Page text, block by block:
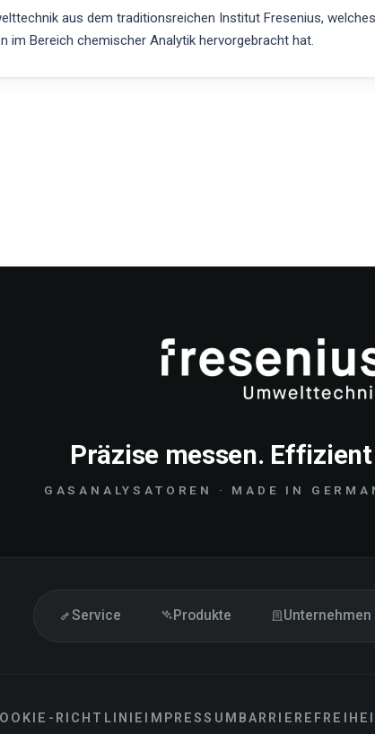
aus dem traditionsreichen Institut Fresenius,
im Bereich chemischer Analytik hervorgebracht hat.
Präzise messen.
GASANALYSATOREN · MADE IN
Service Produkte Unternehmen
RICHTLINIE IMPRESSUM